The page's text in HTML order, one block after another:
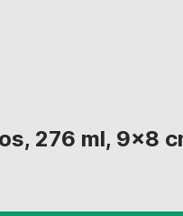
276 ml, 9x8